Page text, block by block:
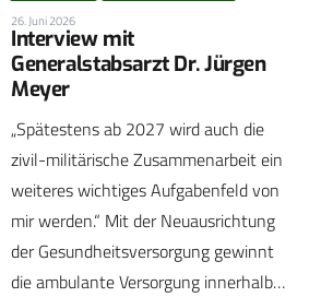
26. Juni 2026
Interview mit
Generalstabsarzt Dr. Jürgen
Meyer
„Spätestens ab 2027 wird auch die
zivil-militärische Zusammenarbeit ein
weiteres wichtiges Aufgabenfeld von
mir werden.“ Mit der Neuausrichtung
der Gesundheitsversorgung gewinnt
die ambulante Versorgung innerhalb…